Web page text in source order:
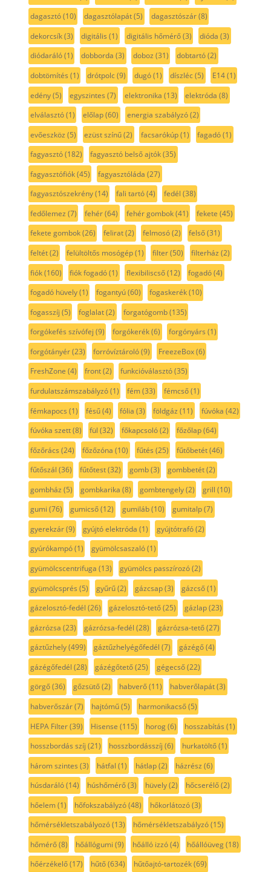
dagasztó(10) dagasztólapát(5) dagasztószár(8)
dekorcsík(3) digitális (1) digitális hőmérő(3) dióda (3)
diódaráló(1) dobborda (3) doboz (31) dobtartó(2)
dobtömítés (1) drótpolc(9) dugó(1) díszléc(5) E14(1)
edény(5) egyszintes (7) elektronika (13) elektróda (8)
elválasztó(1) előlap(60) energia szabályzó(2)
evőeszköz (5) ezüst színű(2) facsarókúp(1) fagadó(1)
fagyasztó(182) fagyasztó belső ajtók(35)
fagyasztófiók(45) fagyasztóláda (27)
fagyasztószekrény(14) fali tartó(4) fedél (38)
fedőlemez (7) fehér(64) fehér gombok(41) fekete (45)
fekete gombok(26) felirat(2) felmosó(2) felső(31)
feltét(2) felültöltős mosógép(1) filter(50) filterház (2)
fiók(160) fiók fogadó(1) flexibiliscső(12) fogadó(4)
fogadó hüvely(1) fogantyú(60) fogaskerék(10)
fogasszíj (5) foglalat(2) forgatógomb(135)
forgókefés szívófej (9) forgókerék(6) forgónyárs (1)
forgótányér(23) forróvíztároló(9) FreezeBox(6)
FreshZone (4) front(2) funkcióválasztó(35)
furdulatszámszabályzó(1) fém(33) fémcső(1)
fémkapocs (1) fésű(4) fólia (3) földgáz (11) fúvóka (42)
fúvóka szett(8) fül (32) főkapcsoló(2) főzőlap(64)
főzőrács (24) főzőzóna (10) fűtés (25) fűtőbetét(46)
fűtőszál (36) fűtőtest(32) gomb(3) gombbetét(2)
gombház (5) gombkarika (8) gombtengely(2) grill (10)
gumi (76) gumicső(12) gumiláb(10) gumitalp(7)
gyerekzár(9) gyújtó elektróda (1) gyújtótrafó(2)
gyúrókampó(1) gyümölcsaszaló(1)
gyümölcscentrifuga (13) gyümölcs passzírozó(2)
gyümölcsprés (5) gyűrű(2) gázcsap(3) gázcső(1)
gázelosztó-fedél (26) gázelosztó-tető(25) gázlap(23)
gázrózsa (23) gázrózsa-fedél (28) gázrózsa-tető(27)
gáztűzhely(499) gáztűzhelyégőfedél (7) gázégő(4)
gázégőfedél (28) gázégőtető(25) gégecső(22)
görgő(36) gőzsütő(2) habverő(11) habverőlapát(3)
habverőszár(7) hajtómű(5) harmonikacső(5)
HEPA Filter(39) Hisense (115) horog(6) hosszabítás (1)
hosszbordás szíj (21) hosszbordásszíj (6) hurkatöltő(1)
három szintes (3) hátfal (1) hátlap(2) házrész (6)
húsdaráló(14) húshőmérő(3) hüvely(2) hőcserélő(2)
hőelem(1) hőfokszabályzó(48) hőkorlátozó(3)
hőmérsékletszabályozó(13) hőmérsékletszabályzó(15)
hőmérő(8) hőállógumi (9) hőálló izzó(4) hőállóüveg(18)
hőérzékelő(17) hűtő(634) hűtőajtó-tartozék(69)